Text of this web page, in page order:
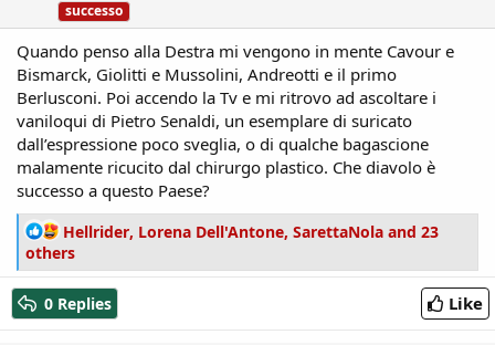
successo
Quando penso alla Destra mi vengono in mente Cavour e
Bismarck, Giolitti e Mussolini, Andreotti e il primo
Berlusconi. Poi accendo la Tv e mi ritrovo ad ascoltare i
vaniloqui di Pietro Senaldi, un esemplare di suricato
dall’espressione poco sveglia, o di qualche bagascione
malamente ricucito dal chirurgo plastico. Che diavolo è
successo a questo Paese?
R
e
a
c
t
i
Hellrider, Lorena Dell'Antone, SarettaNola and 23
others
0 Replies Like